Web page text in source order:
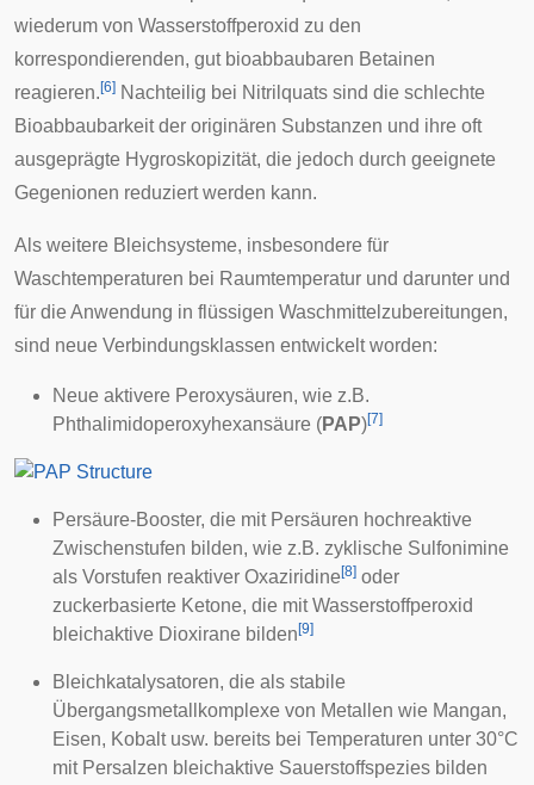
wiederum von Wasserstoffperoxid zu den
korrespondierenden, gut bioabbaubaren Betainen
reagieren.[6] Nachteilig bei Nitrilquats sind die schlechte
Bioabbaubarkeit der originären Substanzen und ihre oft
ausgeprägte Hygroskopizität, die jedoch durch geeignete
Gegenionen reduziert werden kann.
Als weitere Bleichsysteme, insbesondere für
Waschtemperaturen bei Raumtemperatur und darunter und
für die Anwendung in flüssigen Waschmittelzubereitungen,
sind neue Verbindungsklassen entwickelt worden:
Neue aktivere Peroxysäuren, wie z.B.
Phthalimidoperoxyhexansäure (PAP)[7]
Persäure-Booster, die mit Persäuren hochreaktive
Zwischenstufen bilden, wie z.B. zyklische Sulfonimine
als Vorstufen reaktiver Oxaziridine [8] oder
zuckerbasierte Ketone, die mit Wasserstoffperoxid
bleichaktive Dioxirane bilden [9]
Bleichkatalysatoren, die als stabile
Übergangsmetallkomplexe von Metallen wie Mangan,
Eisen, Kobalt usw. bereits bei Temperaturen unter 30°C
mit Persalzen bleichaktive Sauerstoffspezies bilden